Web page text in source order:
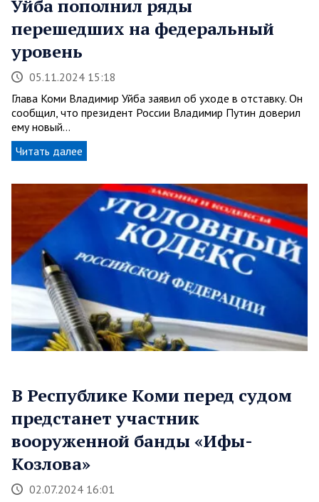
Уйба пополнил ряды
перешедших на федеральный
уровень
05.11.2024 15:18
Глава Коми Владимир Уйба заявил об уходе в отставку. Он
сообщил, что президент России Владимир Путин доверил
ему новый…
Читать далее
В Республике Коми перед судом
предстанет участник
вооруженной банды «Ифы-
Козлова»
02.07.2024 16:01